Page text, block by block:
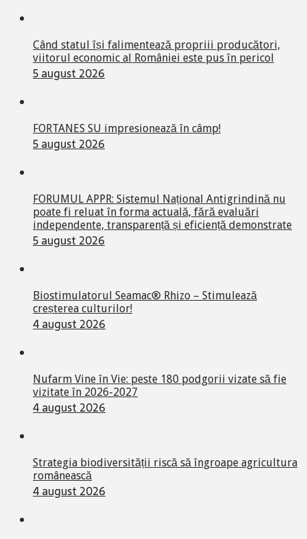
Când statul își falimentează propriii producători,
viitorul economic al României este pus în pericol
5 august 2026
FORTANES SU impresionează în câmp!
5 august 2026
FORUMUL APPR: Sistemul Național Antigrindină nu
poate fi reluat în forma actuală, fără evaluări
independente, transparență și eficiență demonstrate
5 august 2026
Biostimulatorul Seamac® Rhizo – Stimulează
creșterea culturilor!
4 august 2026
Nufarm Vine în Vie: peste 180 podgorii vizate să fie
vizitate în 2026-2027
4 august 2026
Strategia biodiversității riscă să îngroape agricultura
românească
4 august 2026